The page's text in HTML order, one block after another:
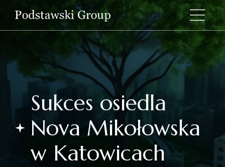
Sukces osiedla
Nova Mikołowska
w Katowicach